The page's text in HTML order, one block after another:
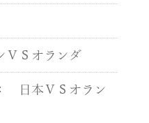
Ｓオランダ
日本ＶＳオラン